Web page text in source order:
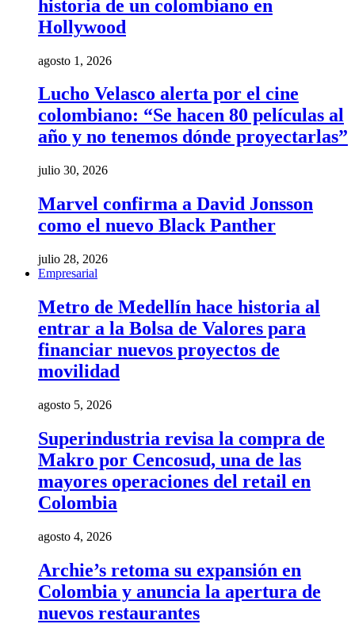
historia de un colombiano en
Hollywood
agosto 1, 2026
Lucho Velasco alerta por el cine
colombiano: “Se hacen 80 películas al
año y no tenemos dónde proyectarlas”
julio 30, 2026
Marvel confirma a David Jonsson
como el nuevo Black Panther
julio 28, 2026
Empresarial
Metro de Medellín hace historia al
entrar a la Bolsa de Valores para
financiar nuevos proyectos de
movilidad
agosto 5, 2026
Superindustria revisa la compra de
Makro por Cencosud, una de las
mayores operaciones del retail en
Colombia
agosto 4, 2026
Archie’s retoma su expansión en
Colombia y anuncia la apertura de
nuevos restaurantes